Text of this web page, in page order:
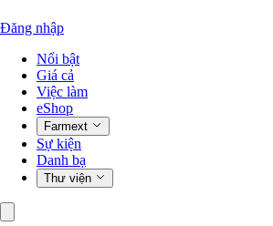
Đăng nhập
Nổi bật
Giá cả
Việc làm
eShop
Farmext
Sự kiện
Danh bạ
Thư viện